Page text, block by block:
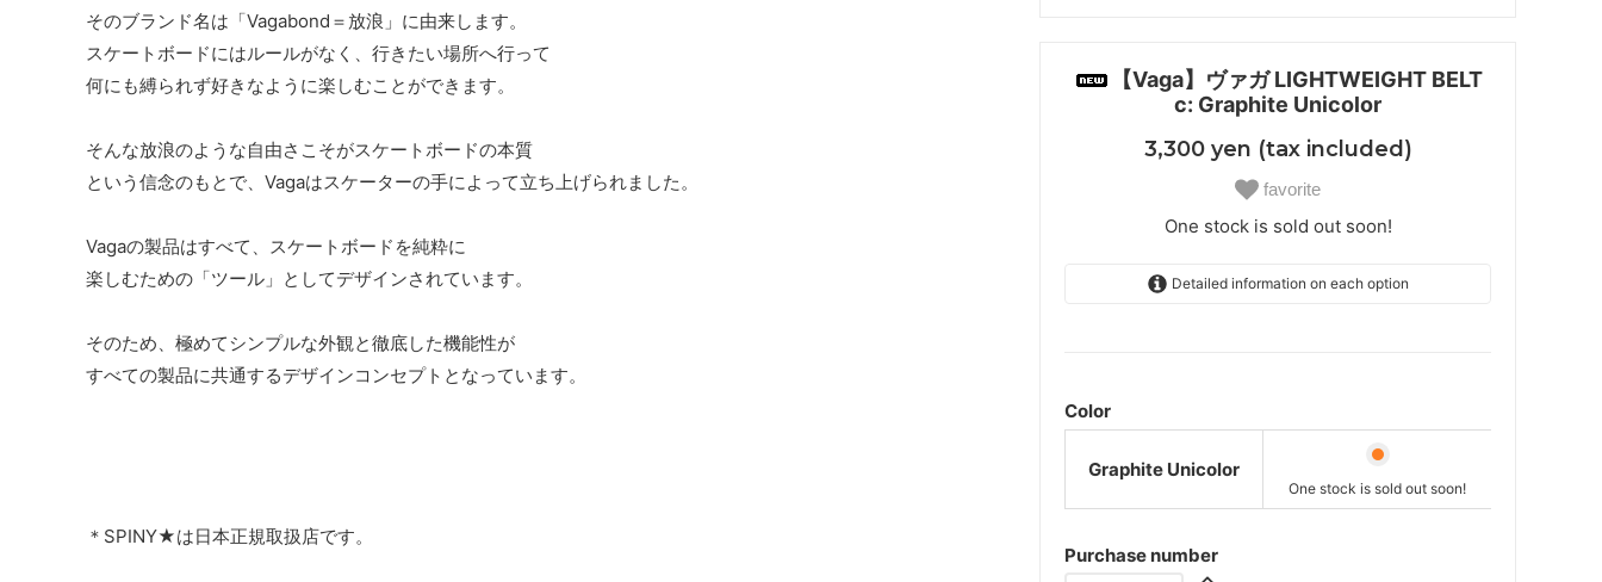
【Vaga】ヴァガ LIGHTWEIGHT BELT
c: Graphite Unicolor
3,300 yen (tax included)
favorite
One stock is sold out soon!
Detailed information on each option
Color
Graphite Unicolor
One stock is sold out soon!
Purchase number
そのブランド名は「Vagabond＝放浪」に由来します。
スケートボードにはルールがなく、行きたい場所へ行って
何にも縛られず好きなように楽しむことができます。
そんな放浪のような自由さこそがスケートボードの本質
という信念のもとで、Vagaはスケーターの手によって立ち上げられました。
Vagaの製品はすべて、スケートボードを純粋に
楽しむための「ツール」としてデザインされています。
そのため、極めてシンプルな外観と徹底した機能性が
すべての製品に共通するデザインコンセプトとなっています。
＊SPINY★は日本正規取扱店です。